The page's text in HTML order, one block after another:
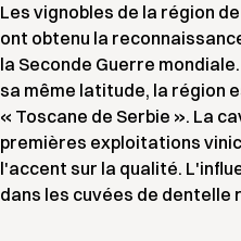
Les vignobles de la région
ont obtenu la
la Seconde Guerre
sa même latitude, la région
« Toscane de Serbie ». La
premières exploitations
l'accent sur la qualité.
dans les cuvées de dentelle